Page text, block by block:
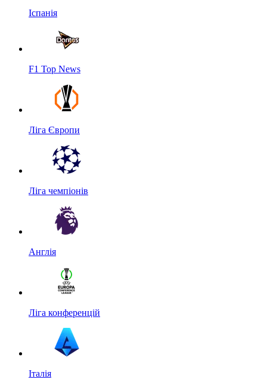
Іспанія
F1 Top News
Ліга Європи
Ліга чемпіонів
Англія
Ліга конференцій
Італія